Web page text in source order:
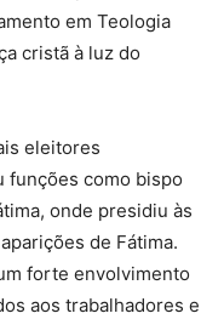
em Teologia
cristã à luz do
eleitores
funções como bispo
onde presidiu às
de Fátima.
forte envolvimento
aos trabalhadores e